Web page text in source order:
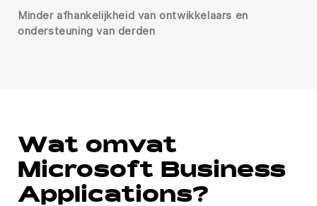
Minder afhankelijkheid van ontwikkelaars en
ondersteuning van derden
Wat omvat
Microsoft Business
Applications?